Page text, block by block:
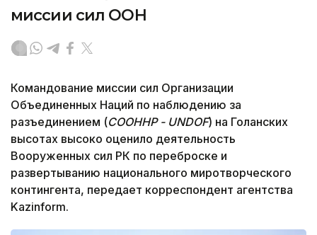
миссии сил ООН
Командование миссии сил Организации
Объединенных Наций по наблюдению за
разъединением (СООННР - UNDOF) на Голанских
высотах высоко оценило деятельность
Вооруженных сил РК по переброске и
развертыванию национального миротворческого
контингента, передает корреспондент агентства
Kazinform.